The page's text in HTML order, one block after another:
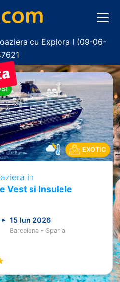
cu Explora I (09-06-
EXOTIC
in
Vest si Insulele
15 Iun 2026
Barcelona - Spania